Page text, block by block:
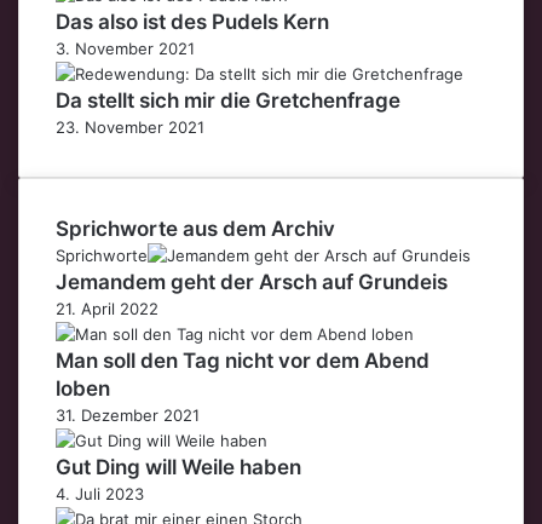
Das also ist des Pudels Kern
3. November 2021
Da stellt sich mir die Gretchenfrage
23. November 2021
Sprichworte aus dem Archiv
Sprichworte
Jemandem geht der Arsch auf Grundeis
21. April 2022
Man soll den Tag nicht vor dem Abend
loben
31. Dezember 2021
Gut Ding will Weile haben
4. Juli 2023